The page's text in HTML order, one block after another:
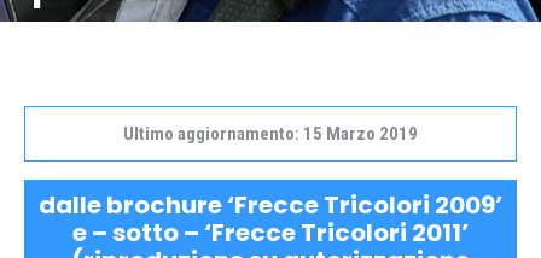
Ultimo aggiornamento: 15 Marzo 2019
dalle brochure ‘Frecce Tricolori 2009’
e – sotto – ‘Frecce Tricolori 2011’